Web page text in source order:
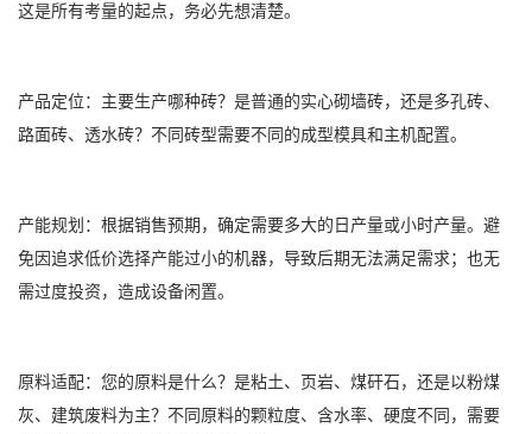
这是所有考量的起点，务必先想清楚。
产品定位：主要生产哪种砖？是普通的实心砌墙砖，还是多孔砖、
路面砖、透水砖？不同砖型需要不同的成型模具和主机配置。
产能规划：根据销售预期，确定需要多大的日产量或小时产量。避
免因追求低价选择产能过小的机器，导致后期无法满足需求；也无
需过度投资，造成设备闲置。
原料适配：您的原料是什么？是粘土、页岩、煤矸石，还是以粉煤
灰、建筑废料为主？不同原料的颗粒度、含水率、硬度不同，需要